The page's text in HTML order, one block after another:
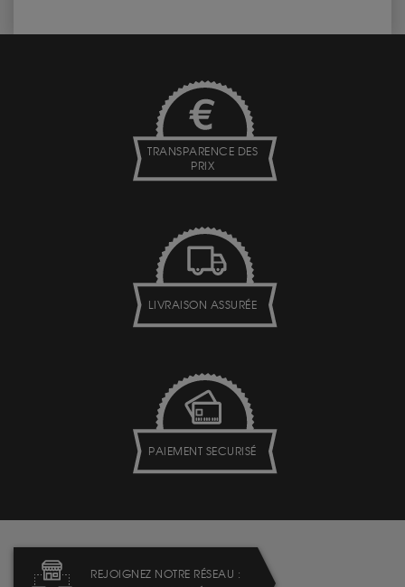
TRANSPARENCE DES
PRIX
LIVRAISON ASSURÉE
PAIEMENT SECURISÉ
REJOIGNEZ NOTRE RÉSEAU :